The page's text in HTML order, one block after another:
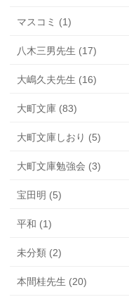
マスコミ (1)
八木三男先生 (17)
大嶋久夫先生 (16)
大町文庫 (83)
大町文庫しおり (5)
大町文庫勉強会 (3)
宝田明 (5)
平和 (1)
未分類 (2)
本間桂先生 (20)